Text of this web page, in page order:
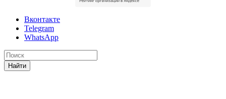
Вконтакте
Telegram
WhatsApp
Найти